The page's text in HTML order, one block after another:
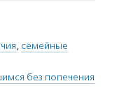
, семейные
без попечения